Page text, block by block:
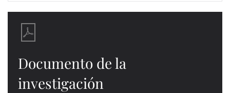
Documento de la
investigación